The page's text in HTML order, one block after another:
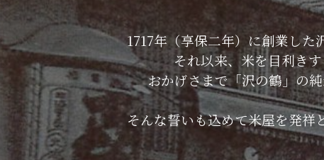
1717年（享保二年）に創業し
それ以来、米を目利き
おかげさまで「沢の鶴」の
そんな誓いも込めて米屋を発祥